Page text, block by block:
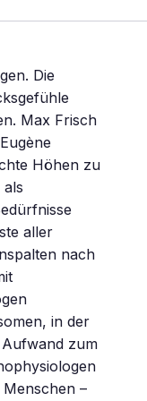
in Pittsburgh gemessen – ein möglicher biochemischer Grund für die traurigere Stimmung vieler alter Menschen verglichen mit der Lebensfreude ihrer Jugend. Geborene Frohnaturen dagegen bringen weder Lichtmangel noch schicksalschwer sich ansammelnde Jahre aus dem seelischen Gleichgewicht: Wissenschaftler der Cornell-Universität in Missouri haben in deren Gehirn eine große Zahl von Aufnahmestellen für den Neurotransmitter Dopamin gefunden. Ein erhöhter Dopamin-Spiegel, interpretieren die Forscher ihr Ergebnis, ist verbunden mit einem glücklichen Leben. Aber auch hier gilt: Kein Licht ohne Schatten. Eine Forschergruppe vom Institut Pasteur in Paris hat kürzlich festgestellt, daß eine überdurchschnittliche Versorgung mit Dopamin der Grund dafür sein könnte, daß es Rauchern so schwerfällt, von ihrer Sucht zu lassen: Nikotin steigert die Aktivität von Nervenzellen, die Dopamin produzieren. Der erhöhte S